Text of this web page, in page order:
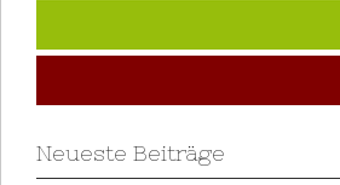
Neueste Beiträge